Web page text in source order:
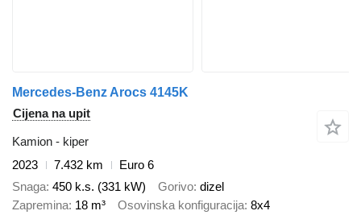
Mercedes-Benz Arocs 4145K
Cijena na upit
Kamion - kiper
2023
7.432 km
Euro 6
Snaga 450 k.s. (331 kW) Gorivo dizel
Zapremina 18 m³ Osovinska konfiguracija 8x4